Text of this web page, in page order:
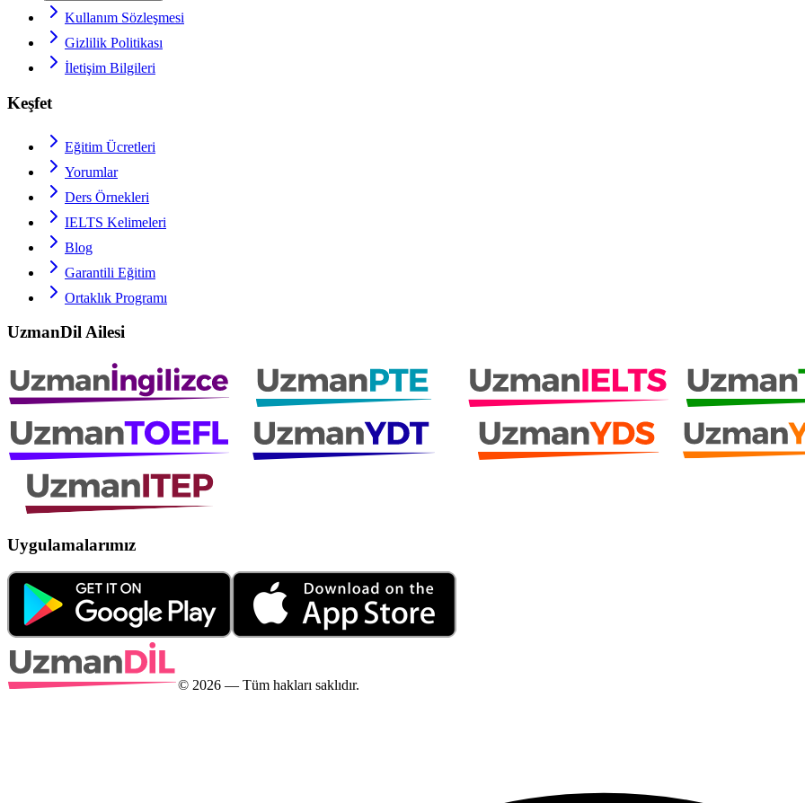
Kullanım Sözleşmesi
Gizlilik Politikası
İletişim Bilgileri
Keşfet
Eğitim Ücretleri
Yorumlar
Ders Örnekleri
IELTS Kelimeleri
Blog
Garantili Eğitim
Ortaklık Programı
UzmanDil Ailesi
Uygulamalarımız
© 2026 — Tüm hakları saklıdır.